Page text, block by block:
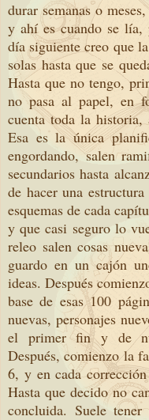
durar semanas o
y ahí es cuando se
día siguiente creo que
solas hasta que se
Hasta que no tengo,
no pasa al papel, en
cuenta toda la
Esa es la única
engordando, salen
secundarios hasta
de hacer una
esquemas de cada
y que casi seguro lo
releo salen cosas
guardo en un cajón
ideas. Después
base de esas 100
nuevas, personajes
el primer fin y de
Después, comienzo la
6, y en cada
Hasta que decido no
concluida. Suele